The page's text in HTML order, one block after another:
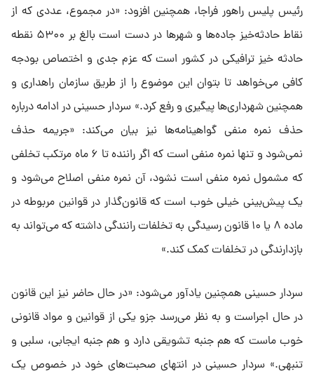
رئیس پلیس راهور فراجا، همچنین افزود: «در مجموع، عددی که از
نقاط حادثه‌خیز جاده‌ها و شهرها در دست است بالغ بر ۵۳۰۰ نقطه
حادثه خیز ترافیکی در کشور است که عزم جدی و اختصاص بودجه
کافی می‌خواهد تا بتوان این موضوع را از طریق سازمان راهداری و
همچنین شهرداری‌ها پیگیری و رفع کرد.» سردار حسینی در ادامه درباره
حذف نمره منفی گواهینامه‌ها نیز بیان می‌کند: «جریمه حذف
نمی‌شود و تنها نمره منفی است که اگر راننده تا ۶ ماه مرتکب تخلفی
که مشمول نمره منفی است نشود، آن نمره منفی اصلاح می‌شود و
یک پیش‌بینی خیلی خوب است که قانون‌گذار در قوانین مربوطه در
ماده ۸ یا ۱۰ قانون رسیدگی به تخلفات رانندگی داشته که می‌تواند به
بازدارندگی در تخلفات کمک کند.»
سردار حسینی همچنین یادآور می‌شود: «در حال حاضر نیز این قانون
در حال اجراست و به نظر می‌رسد جزو یکی از قوانین و مواد قانونی
خوب ماست که هم جنبه تشویقی دارد و هم جنبه ایجابی، سلبی و
تنبهی.» سردار حسینی در انتهای صحبت‌های خود در خصوص یک